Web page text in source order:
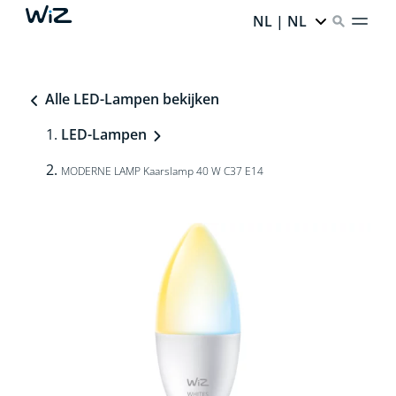
NL | NL
Alle LED-Lampen bekijken
LED-Lampen
MODERNE LAMP Kaarslamp 40 W C37 E14